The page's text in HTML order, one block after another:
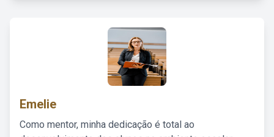
Emelie
Como mentor, minha dedicação é total ao